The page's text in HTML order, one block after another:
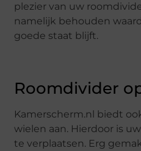
plezier van uw
namelijk behouden
goede staat blijft.
Roomdivider
Kamerscherm.nl biedt
wielen aan. Hierdoor is
te verplaatsen. Erg